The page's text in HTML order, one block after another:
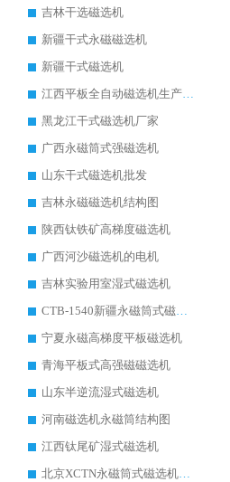
吉林干选磁选机
新疆干式永磁磁选机
新疆干式磁选机
江西平板全自动磁选机生产厂家
黑龙江干式磁选机厂家
广西永磁筒式强磁选机
山东干式磁选机批发
吉林永磁磁选机结构图
陕西钛铁矿高梯度磁选机
广西河沙磁选机的电机
吉林实验用室湿式磁选机
CTB-1540新疆永磁筒式磁选机
宁夏永磁高梯度平板磁选机
青海平板式高强磁磁选机
山东半逆流湿式磁选机
河南磁选机永磁筒结构图
江西钛尾矿湿式磁选机
北京XCTN永磁筒式磁选机磁块位置